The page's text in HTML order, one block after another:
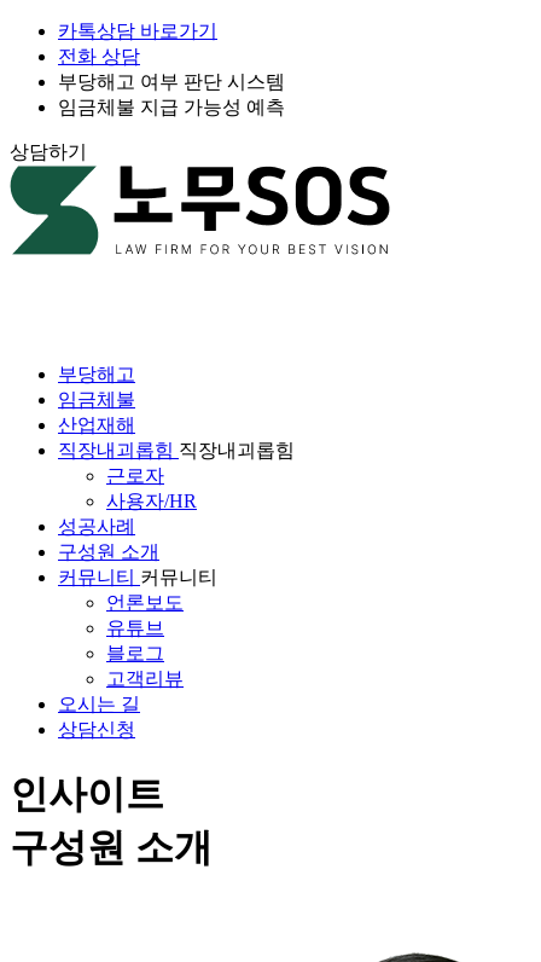
카톡상담 바로가기
전화 상담
부당해고 여부 판단 시스템
임금체불 지급 가능성 예측
상담하기
부당해고
임금체불
산업재해
직장내괴롭힘 직장내괴롭힘
근로자
사용자/HR
성공사례
구성원 소개
커뮤니티 커뮤니티
언론보도
유튜브
블로그
고객리뷰
오시는 길
상담신청
인사이트
구성원 소개